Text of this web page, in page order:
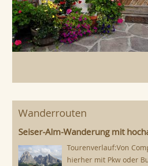
Wanderrouten
Seiser-Alm-Wanderung mit
Tourenverlauf:Von
hierher mit Pkw oder